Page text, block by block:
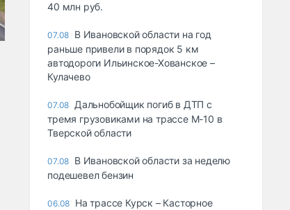
40 млн руб.
07.08 В Ивановской области на год
раньше привели в порядок 5 км
автодороги Ильинское-Хованское –
Кулачево
07.08 Дальнобойщик погиб в ДТП с
тремя грузовиками на трассе М-10 в
Тверской области
07.08 В Ивановской области за неделю
подешевел бензин
06.08 На трассе Курск – Касторное